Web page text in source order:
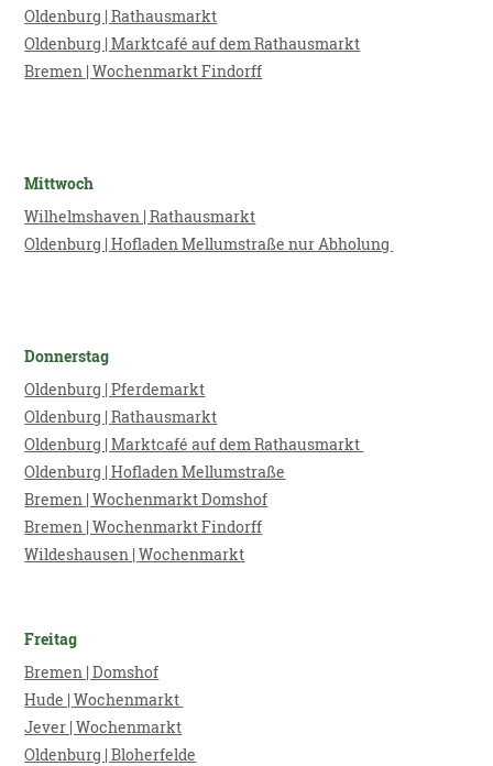
Oldenburg | Rathausmarkt
Oldenburg | Marktcafé auf dem Rathausmarkt
Bremen | Wochenmarkt Findorff
Mittwoch
Wilhelmshaven | Rathausmarkt
Oldenburg | Hofladen Mellumstraße nur Abholung
Donnerstag
Oldenburg | Pferdemarkt
Oldenburg | Rathausmarkt
Oldenburg | Marktcafé auf dem Rathausmarkt
Oldenburg | HofladenMellumstraße
Bremen | Wochenmarkt Domshof
Bremen | Wochenmarkt Findorff
Wildeshausen | Wochenmarkt
Freitag
Bremen | Domshof
Hude | Wochenmarkt
Jever | Wochenmarkt
Oldenburg | Bloherfelde